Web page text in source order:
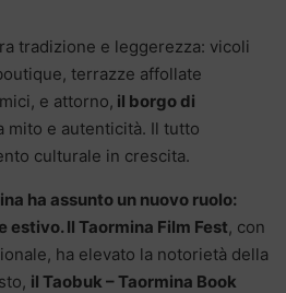
tradizione e leggerezza: vicoli
terrazze affollate
e attorno, il borgo di
mito e autenticità. Il tutto
culturale in crescita.
ha assunto un nuovo ruolo:
Il Taormina Film Fest, con
ha elevato la notorietà della
il Taobuk – Taormina Book